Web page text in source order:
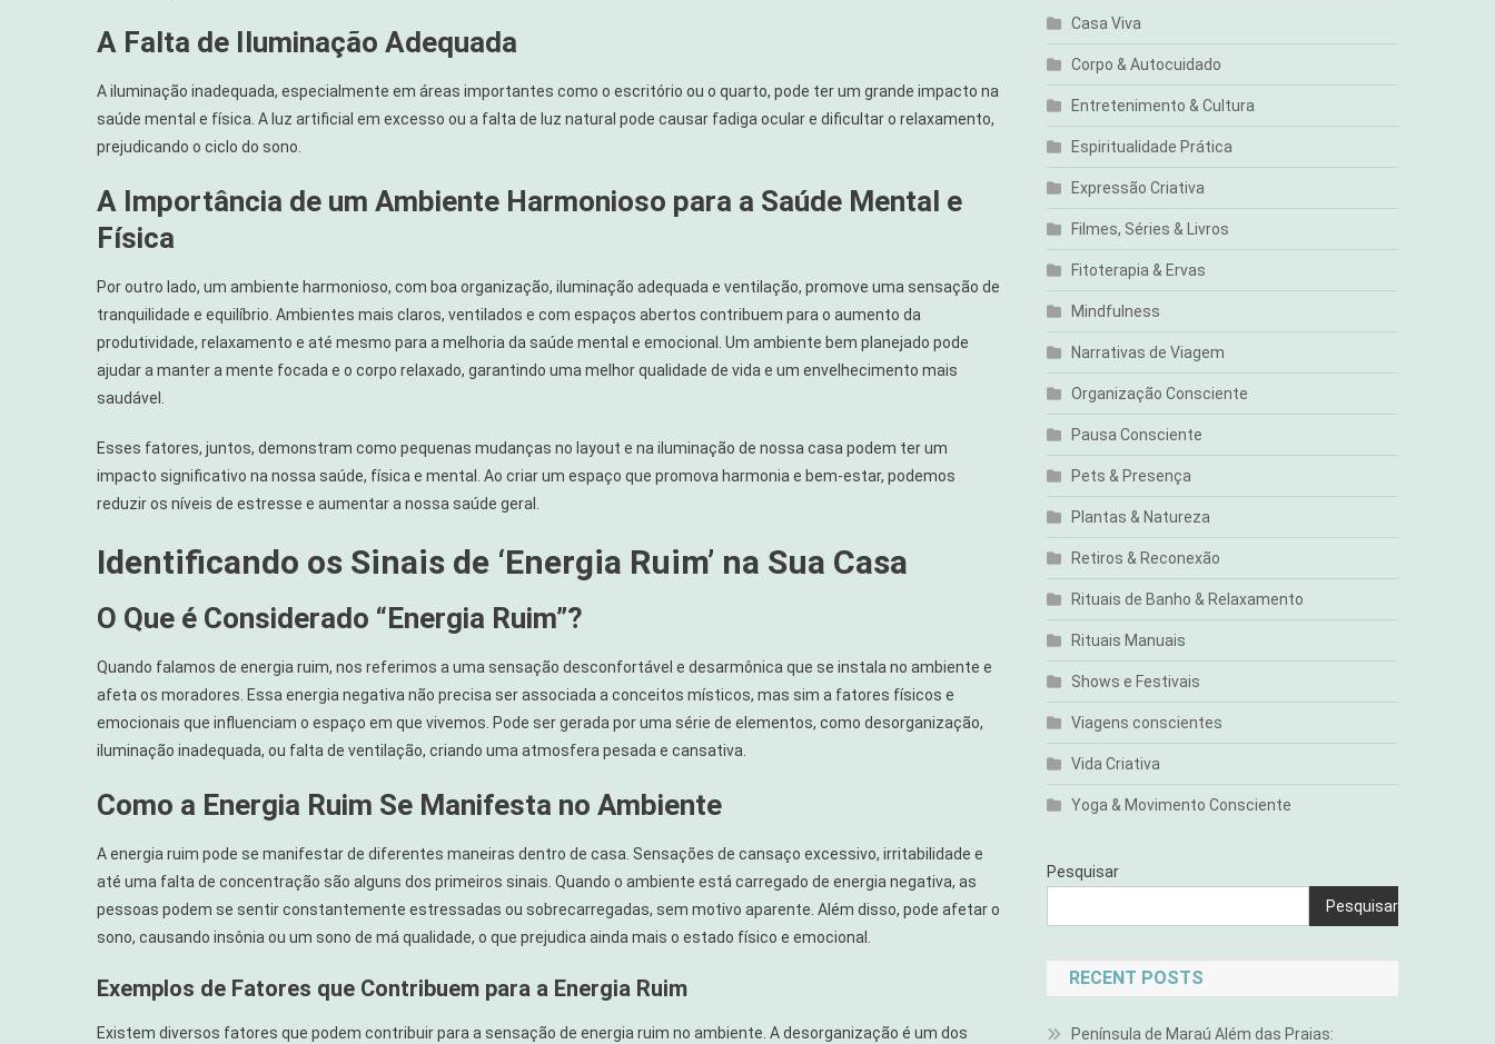
A Falta de Iluminação Adequada
A iluminação inadequada, especialmente em áreas importantes como o escritório ou o quarto, pode ter um grande impacto na
saúde mental e física. A luz artificial em excesso ou a falta de luz natural pode causar fadiga ocular e dificultar o relaxamento,
prejudicando o ciclo do sono.
A Importância de um Ambiente Harmonioso para a Saúde Mental e
Física
Por outro lado, um ambiente harmonioso, com boa organização, iluminação adequada e ventilação, promove uma sensação de
tranquilidade e equilíbrio. Ambientes mais claros, ventilados e com espaços abertos contribuem para o aumento da
produtividade, relaxamento e até mesmo para a melhoria da saúde mental e emocional. Um ambiente bem planejado pode
ajudar a manter a mente focada e o corpo relaxado, garantindo uma melhor qualidade de vida e um envelhecimento mais
saudável.
Esses fatores, juntos, demonstram como pequenas mudanças no layout e na iluminação de nossa casa podem ter um
impacto significativo na nossa saúde, física e mental. Ao criar um espaço que promova harmonia e bem-estar, podemos
reduzir os níveis de estresse e aumentar a nossa saúde geral.
Identificando os Sinais de ‘Energia Ruim’ na Sua Casa
O Que é Considerado “Energia Ruim”?
Quando falamos de energia ruim, nos referimos a uma sensação desconfortável e desarmônica que se instala no ambiente e
afeta os moradores. Essa energia negativa não precisa ser associada a conceitos místicos, mas sim a fatores físicos e
emocionais que influenciam o espaço em que vivemos. Pode ser gerada por uma série de elementos, como desorganização,
iluminação inadequada, ou falta de ventilação, criando uma atmosfera pesada e cansativa.
Como a Energia Ruim Se Manifesta no Ambiente
A energia ruim pode se manifestar de diferentes maneiras dentro de casa. Sensações de cansaço excessivo, irritabilidade e
até uma falta de concentração são alguns dos primeiros sinais. Quando o ambiente está carregado de energia negativa, as
pessoas podem se sentir constantemente estressadas ou sobrecarregadas, sem motivo aparente. Além disso, pode afetar o
sono, causando insônia ou um sono de má qualidade, o que prejudica ainda mais o estado físico e emocional.
Exemplos de Fatores que Contribuem para a Energia Ruim
Existem diversos fatores que podem contribuir para a sensação de energia ruim no ambiente. A desorganização é um dos
Casa Viva
Corpo & Autocuidado
Entretenimento & Cultura
Espiritualidade Prática
Expressão Criativa
Filmes, Séries & Livros
Fitoterapia & Ervas
Mindfulness
Narrativas de Viagem
Organização Consciente
Pausa Consciente
Pets & Presença
Plantas & Natureza
Retiros & Reconexão
Rituais de Banho & Relaxamento
Rituais Manuais
Shows e Festivais
Viagens conscientes
Vida Criativa
Yoga & Movimento Consciente
Pesquisar
Pesquisar
RECENT POSTS
Península de Maraú Além das Praias: